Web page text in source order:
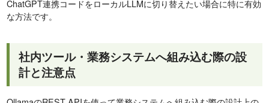
ChatGPT連携コードをローカルLLMに切り替えたい場合に特に有効
な方法です。
社内ツール・業務システムへ組み込む際の設
計と注意点